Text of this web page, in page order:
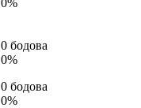
0 бодова
0%
0 бодова
0%